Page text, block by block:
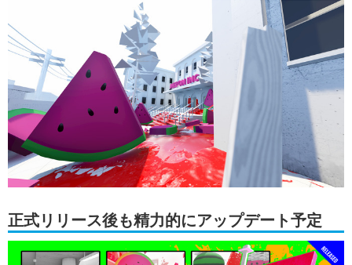
正式リリース後も精力的にアップデート予定